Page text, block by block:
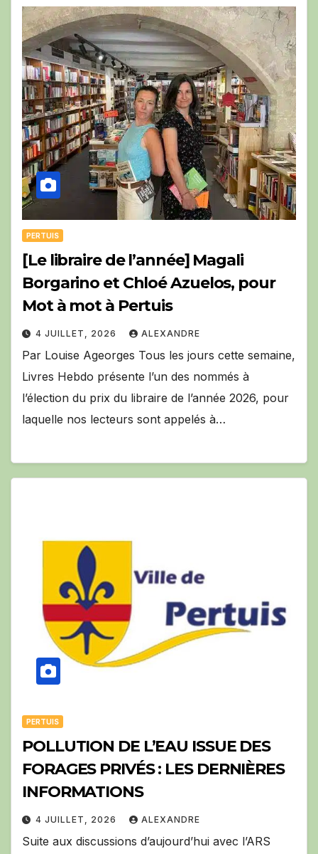
PERTUIS
[Le libraire de l’année] Magali
Borgarino et Chloé Azuelos, pour
Mot à mot à Pertuis
4 JUILLET, 2026 ALEXANDRE
Par Louise Ageorges Tous les jours cette semaine,
Livres Hebdo présente l’un des nommés à
l’élection du prix du libraire de l’année 2026, pour
laquelle nos lecteurs sont appelés à…
PERTUIS
POLLUTION DE L’EAU ISSUE DES
FORAGES PRIVÉS : LES DERNIÈRES
INFORMATIONS
4 JUILLET, 2026 ALEXANDRE
Suite aux discussions d’aujourd’hui avec l’ARS